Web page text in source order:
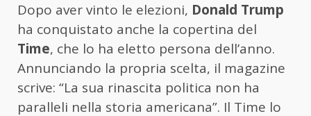
Dopo aver vinto le elezioni, Donald Trump
ha conquistato anche la copertina del
Time, che lo ha eletto persona dell’anno.
Annunciando la propria scelta, il magazine
scrive: “La sua rinascita politica non ha
paralleli nella storia americana”. Il Time lo